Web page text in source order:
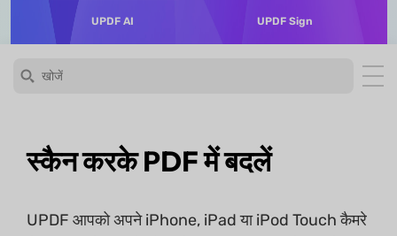
UPDF AI UPDF Sign
स्कैन करके PDF में बदलें
UPDF आपको अपने iPhone, iPad या iPod Touch कैमरे